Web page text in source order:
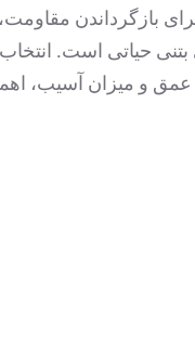
بازگرداندن
بتنی حیاتی است.
عمق و میزان آسیب،